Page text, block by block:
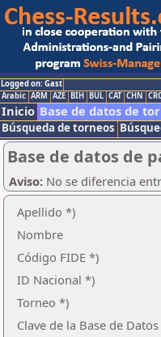
Logged on: Gast
Arabic ARM AZE BIH BUL CAT CHN
Inicio Base de datos de
Búsqueda de torneos
Base de datos de
Aviso: No se diferencia
Apellido *)
Nombre
Código FIDE *)
ID Nacional *)
Torneo *)
Clave de la Base de